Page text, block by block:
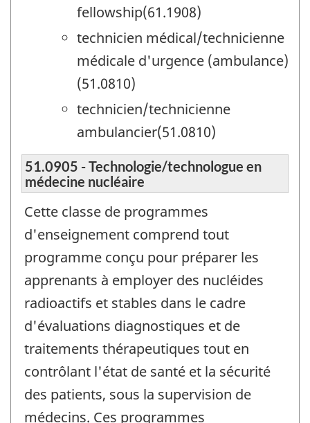
fellowship(61.1908)
technicien médical/technicienne
médicale d'urgence (ambulance)
(51.0810)
technicien/technicienne
ambulancier(51.0810)
51.0905 - Technologie/technologue en
médecine nucléaire
Cette classe de programmes
d'enseignement comprend tout
programme conçu pour préparer les
apprenants à employer des nucléides
radioactifs et stables dans le cadre
d'évaluations diagnostiques et de
traitements thérapeutiques tout en
contrôlant l'état de santé et la sécurité
des patients, sous la supervision de
médecins. Ces programmes